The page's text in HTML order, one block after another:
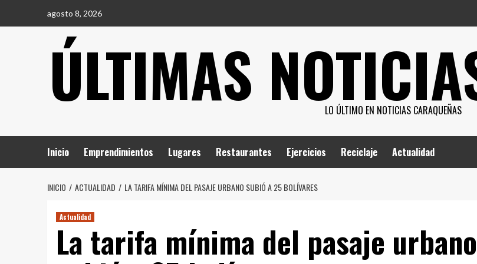
agosto 8, 2026
ÚLTIMAS LO ÚLTIMO EN NOTICIAS CARAQUEÑAS
Inicio Emprendimientos Lugares Restaurantes Ejercicios Reciclaje Actualidad
INICIO ACTUALIDAD LA TARIFA MÍNIMA DEL PASAJE URBANO SUBIÓ A 25 BOLÍVARES
Actualidad
La tarifa mínima del pasaje urbano